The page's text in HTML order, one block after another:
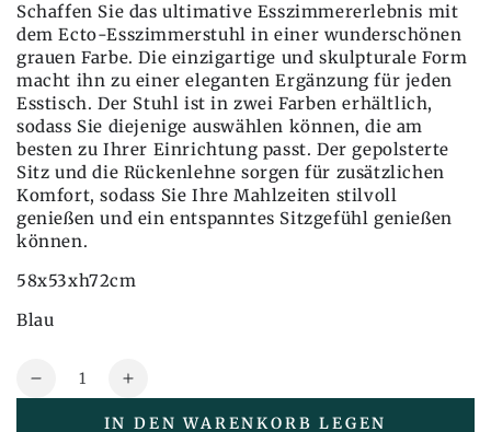
Schaffen Sie das ultimative Esszimmererlebnis mit
dem Ecto-Esszimmerstuhl in einer wunderschönen
grauen Farbe. Die einzigartige und skulpturale Form
macht ihn zu einer eleganten Ergänzung für jeden
Esstisch. Der Stuhl ist in zwei Farben erhältlich,
sodass Sie diejenige auswählen können, die am
besten zu Ihrer Einrichtung passt. Der gepolsterte
Sitz und die Rückenlehne sorgen für zusätzlichen
Komfort, sodass Sie Ihre Mahlzeiten stilvoll
genießen und ein entspanntes Sitzgefühl genießen
können.
58x53xh72cm
Blau
Menge
ReduzierenErhöhen
IN DEN WARENKORB LEGEN